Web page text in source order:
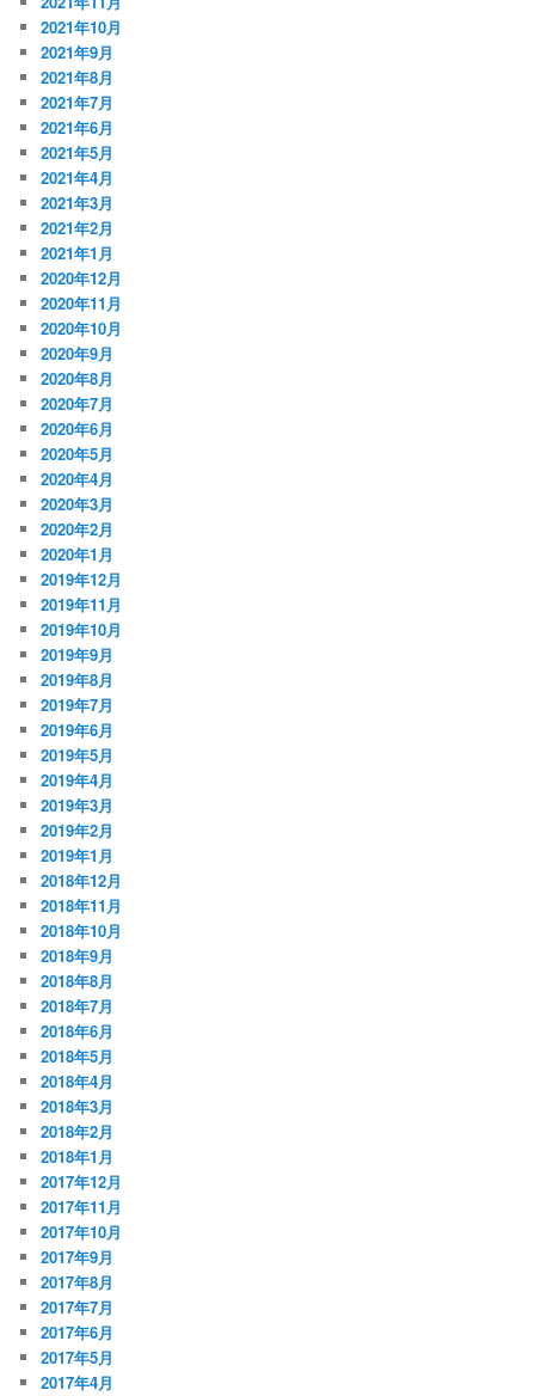
2021年10月
2021年9月
2021年8月
2021年7月
2021年6月
2021年5月
2021年4月
2021年3月
2021年2月
2021年1月
2020年12月
2020年11月
2020年10月
2020年9月
2020年8月
2020年7月
2020年6月
2020年5月
2020年4月
2020年3月
2020年2月
2020年1月
2019年12月
2019年11月
2019年10月
2019年9月
2019年8月
2019年7月
2019年6月
2019年5月
2019年4月
2019年3月
2019年2月
2019年1月
2018年12月
2018年11月
2018年10月
2018年9月
2018年8月
2018年7月
2018年6月
2018年5月
2018年4月
2018年3月
2018年2月
2018年1月
2017年12月
2017年11月
2017年10月
2017年9月
2017年8月
2017年7月
2017年6月
2017年5月
2017年4月